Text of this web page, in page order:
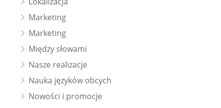
Marketing
Marketing
Między słowami
Nasze realizacje
Nauka języków obcych
Nowości i promocje